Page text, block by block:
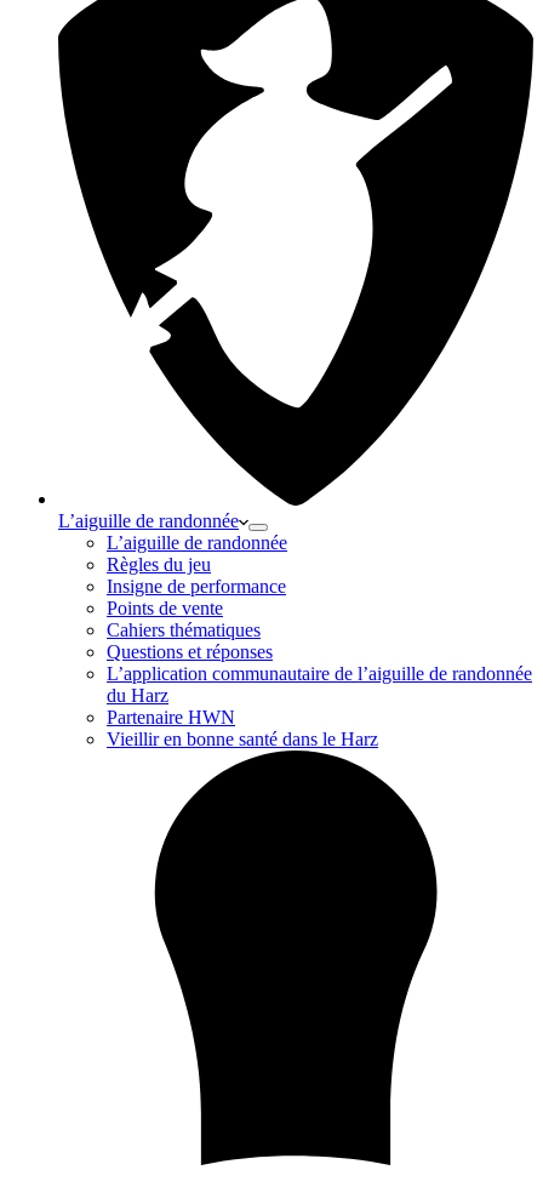
L’aiguille de randonnée
L’aiguille de randonnée
Règles du jeu
Insigne de performance
Points de vente
Cahiers thématiques
Questions et réponses
L’application communautaire de l’aiguille de randonnée
du Harz
Partenaire HWN
Vieillir en bonne santé dans le Harz